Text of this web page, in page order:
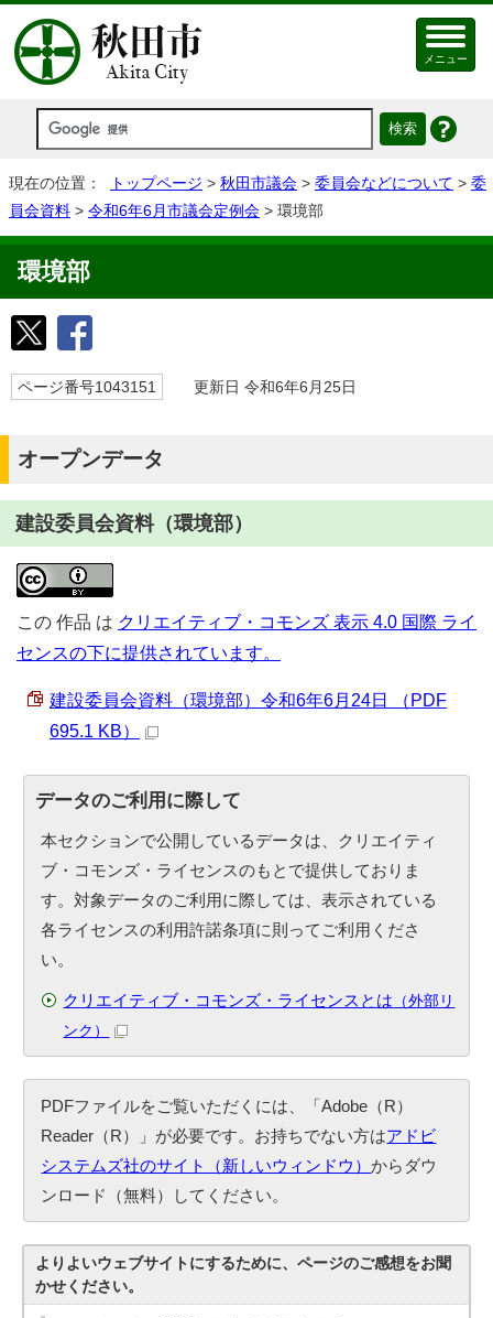
メニュー
現在の位置： トップページ > 秋田市議会 > 委員会などについて > 委
員会資料 > 令和6年6月市議会定例会 > 環境部
環境部
ページ番号1043151 更新日 令和6年6月25日
オープンデータ
建設委員会資料（環境部）
この 作品 は クリエイティブ・コモンズ 表示 4.0 国際 ライ
センスの下に提供されています。
建設委員会資料（環境部）令和6年6月24日 （PDF
695.1 KB）
データのご利用に際して
本セクションで公開しているデータは、クリエイティ
ブ・コモンズ・ライセンスのもとで提供しておりま
す。対象データのご利用に際しては、表示されている
各ライセンスの利用許諾条項に則ってご利用くださ
い。
クリエイティブ・コモンズ・ライセンスとは （外部リ
ンク）
PDFファイルをご覧いただくには、「Adobe（R）
Reader（R）」が必要です。お持ちでない方はアドビ
システムズ社のサイト（新しいウィンドウ）からダウ
ンロード（無料）してください。
よりよいウェブサイトにするために、ページのご感想をお聞
かせください。